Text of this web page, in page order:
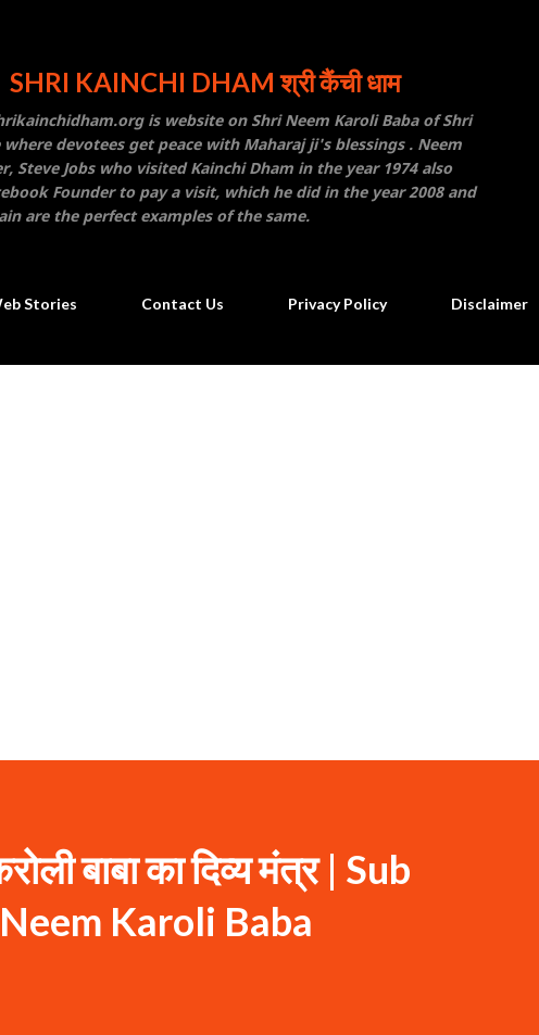
SHRI KAINCHI DHAM श्री कैंची धाम
is website on Shri Neem Karoli Baba of Shri
devotees get peace with Maharaj ji's blessings . Neem
Steve Jobs who visited Kainchi Dham in the year 1974 also
Founder to pay a visit, which he did in the year 2008 and
are the perfect examples of the same.
Stories Contact Us Privacy Policy Disclaimer
बाबा का दिव्य मंत्र | Sub
Karoli Baba